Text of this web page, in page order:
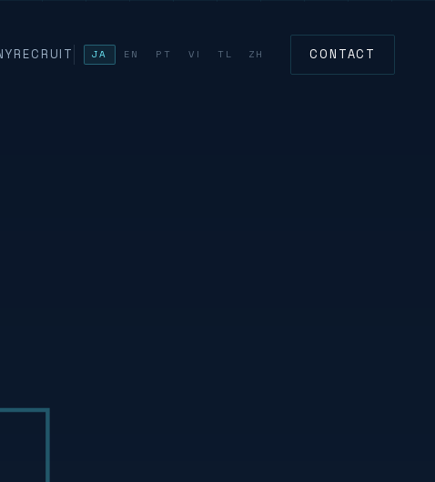
RECRUIT JA EN PT VI TL ZH CONTACT
道イン